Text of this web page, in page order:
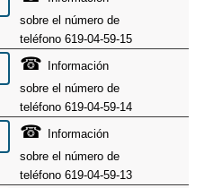
sobre el número de
teléfono 619-04-59-15
☎ Información
sobre el número de
teléfono 619-04-59-14
☎ Información
sobre el número de
teléfono 619-04-59-13